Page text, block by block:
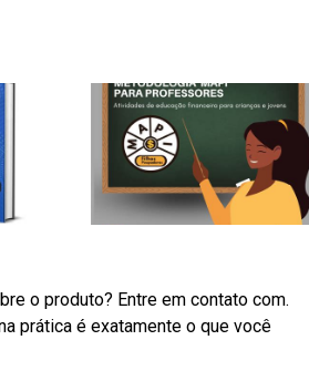
o produto? Entre em contato com.
prática é exatamente o que você